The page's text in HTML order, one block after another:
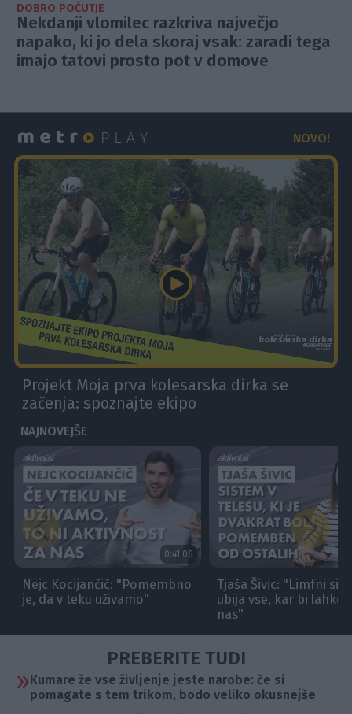
DOBRO POČUTJE
Nekdanji vlomilec razkriva največjo
napako, ki jo dela skoraj vsak: zaradi tega
imajo tatovi prosto pot v domove
PREBERITE TUDI
Kumare že vse življenje jeste narobe: če si
pomagate s tem trikom, bodo veliko okusnejše